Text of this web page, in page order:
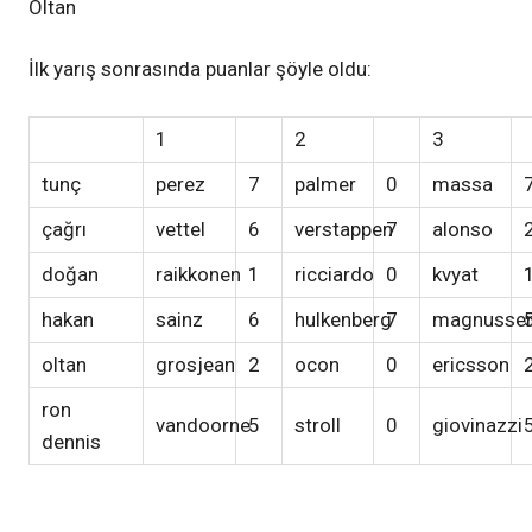
Oltan
İlk yarış sonrasında puanlar şöyle oldu:
1 2
3
tunç
perez 7 palmer 0 massa
çağrı
vettel 6 verstappen7 alonso
doğan
raikkonen 1 ricciardo 0 kvyat
hakan
sainz 6 hulkenberg7
oltan
grosjean 2 ocon 0 ericsson
ron
dennis
vandoorne5 stroll 0 giovinazzi